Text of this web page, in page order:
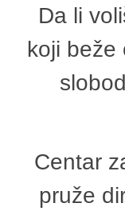
Da li
koji beže
Centar
pruže